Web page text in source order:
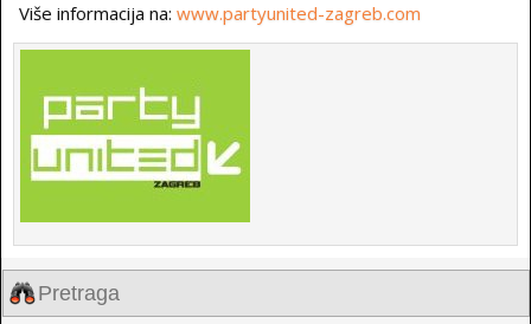
Više informacija na: www.partyunited-zagreb.com